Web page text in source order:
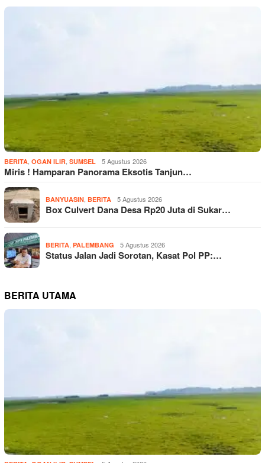
BERITA OGAN ILIR SUMSEL 5 Agustus 2026
Miris ! Hamparan Panorama Eksotis Tanjun…
BANYUASIN BERITA 5 Agustus 2026
Box Culvert Dana Desa Rp20 Juta di Sukar…
BERITA PALEMBANG 5 Agustus 2026
Status Jalan Jadi Sorotan, Kasat Pol PP:…
BERITA UTAMA